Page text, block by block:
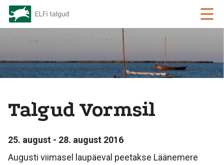
Talgud Vormsil
25. august - 28. august 2016
Augusti viimasel laupäeval peetakse Läänemere